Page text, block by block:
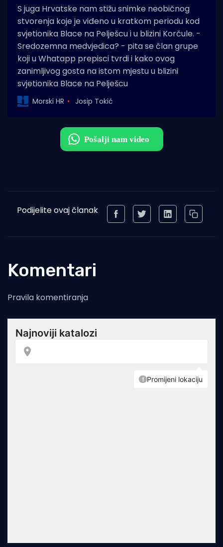
S juga Hrvatske nam stižu snimke neobičnog
stvorenja koje je viđeno u kratkom periodu kod
svjetionika Blace na Pelješcu i u blizini Korčule. -
Sredozemna medvjedica? - pita se član grupe
koji u Whatapp prepisci tvrdi i kako ovog
zanimljivog gosta na istom mjestu u blizini
svjetionika Blace na Pelješcu
Morski HR Josip Tokić
Podijelite ovaj članak
Komentari
Pravila komentiranja